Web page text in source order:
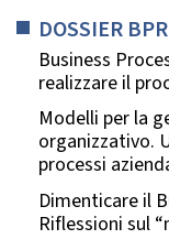
DOSSIER BPR
Business
realizzare il
Modelli per la
organizzativo.
processi
Dimenticare il
Riflessioni sul